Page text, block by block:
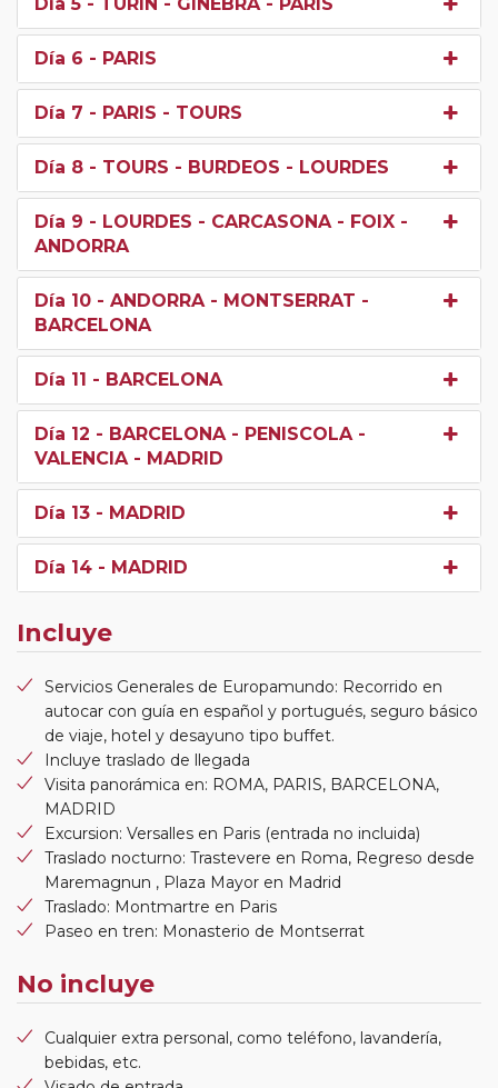
Día 6 - PARIS
Día 7 - PARIS - TOURS
Día 8 - TOURS - BURDEOS - LOURDES
Día 9 - LOURDES - CARCASONA - FOIX -
ANDORRA
Día 10 - ANDORRA - MONTSERRAT -
BARCELONA
Día 11 - BARCELONA
Día 12 - BARCELONA - PENISCOLA -
VALENCIA - MADRID
Día 13 - MADRID
Día 14 - MADRID
Incluye
Servicios Generales de Europamundo: Recorrido en
autocar con guía en español y portugués, seguro básico
de viaje, hotel y desayuno tipo buffet.
Incluye traslado de llegada
Visita panorámica en: ROMA, PARIS, BARCELONA,
MADRID
Excursion: Versalles en Paris (entrada no incluida)
Traslado nocturno: Trastevere en Roma, Regreso desde
Maremagnun , Plaza Mayor en Madrid
Traslado: Montmartre en Paris
Paseo en tren: Monasterio de Montserrat
No incluye
Cualquier extra personal, como teléfono, lavandería,
bebidas, etc.